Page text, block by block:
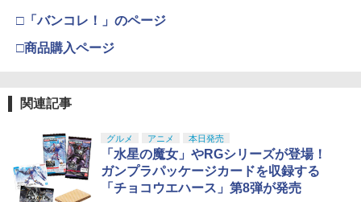
□「バンコレ！」のページ
□商品購入ページ
関連記事
グルメ アニメ 本日発売
「水星の魔女」やRGシリーズが登場！
ガンプラパッケージカードを収録する
「チョコウエハース」第8弾が発売